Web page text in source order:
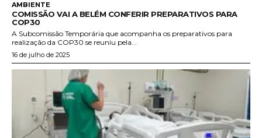
AMBIENTE
COMISSÃO VAI A BELÉM CONFERIR PREPARATIVOS PARA
COP30
A Subcomissão Temporária que acompanha os preparativos para
realização da COP30 se reuniu pela...
16 de julho de 2025